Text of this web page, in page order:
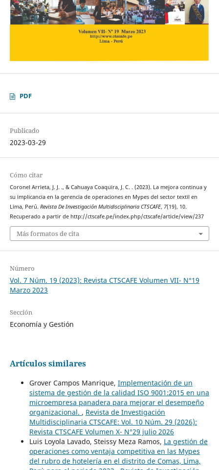
PDF
Publicado
2023-03-29
Cómo citar
Coronel Arrieta, J. J. ., & Cahuaya Coaquira, J. C. . (2023). La mejora continua y
su implicancia en la gerencia de operaciones en Mypes del sector textil en
Lima, Perú. Revista De Investigación Multidisciplinaria CTSCAFE, 7(19), 10.
Recuperado a partir de http://ctscafe.pe/index.php/ctscafe/article/view/237
Más formatos de cita
Número
Vol. 7 Núm. 19 (2023): Revista CTSCAFE Volumen VII- N°19
Marzo 2023
Sección
Economía y Gestión
Artículos similares
Grover Campos Manrique, Implementación de un
sistema de gestión de la calidad ISO 9001:2015 en una
microempresa panadera para mejorar el desempeño
organizacional. , Revista de Investigación
Multidisciplinaria CTSCAFE: Vol. 10 Núm. 29 (2026):
Revista CTSCAFE Volumen X- N°29 julio 2026
Luis Loyola Lavado, Steissy Meza Ramos, La gestión de
operaciones como ventaja competitiva en las Mypes
del rubro de hotelería en el distrito de Comas, Lima,